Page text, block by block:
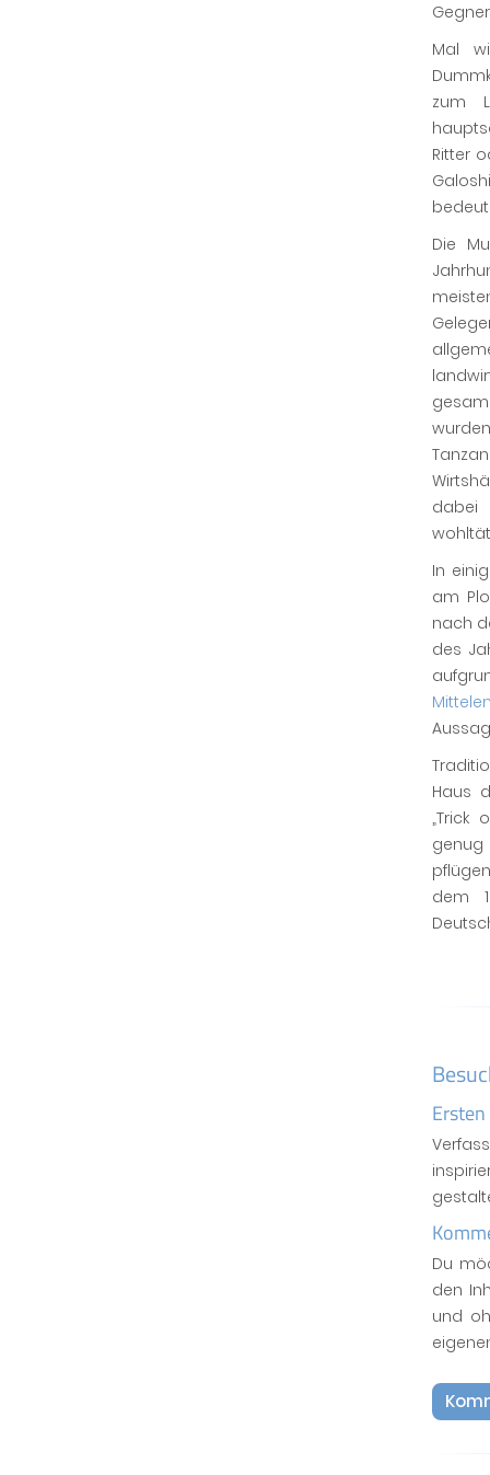
Mal
zum
Ritter
Die
dabei
In
am
nach
des
Haus
„Trick
dem
Du
den
und